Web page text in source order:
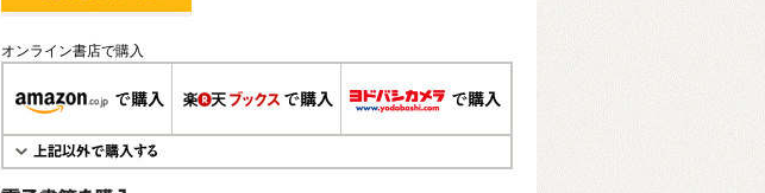
オンライン書店で購入